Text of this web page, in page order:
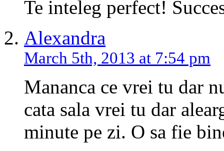
Te inteleg perfect!
Alexandra
March 5th, 2013 at 7:54 pm
Mananca ce vrei tu dar
cata sala vrei tu dar
minute pe zi. O sa fie